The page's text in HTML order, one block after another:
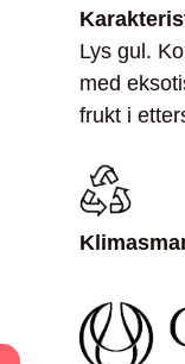
Lys gul.
med
frukt i